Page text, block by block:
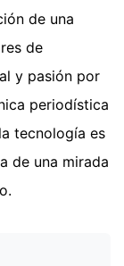
de una
de
y pasión por
periodística
tecnología es
de una mirada